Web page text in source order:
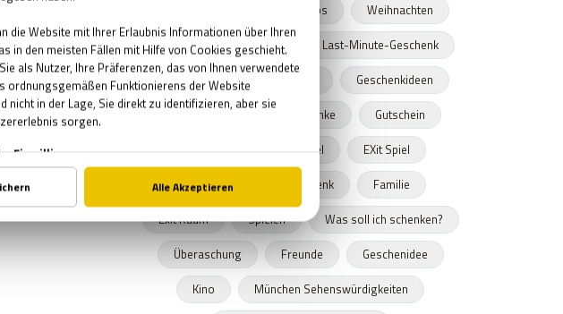
Geschenktipps
Weihnachten
Exit the Room München
Last-Minute-Geschenk
Nürnberg
Geschenkideen
Escape Spiel
Geschenke
Gutschein
Spiel
EXit Spiel
Fluchtspiel
Geschenk
Familie
Exit Raum
Spielen
Was soll ich schenken?
Überaschung
Freunde
Geschenidee
Kino
München Sehenswürdigkeiten